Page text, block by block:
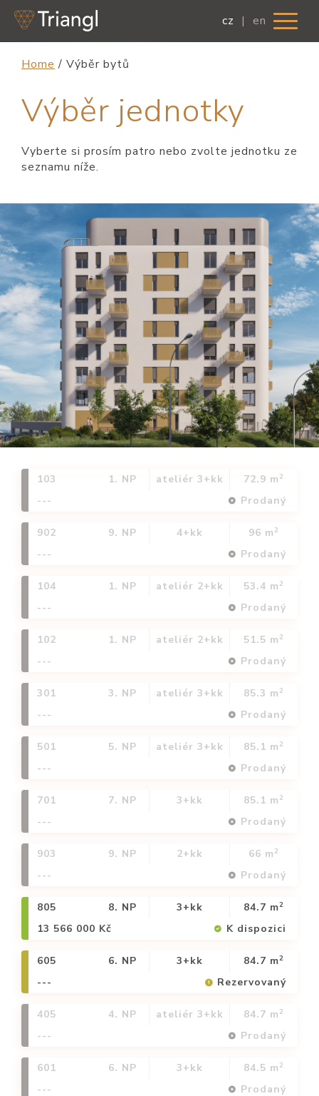
cz | en
Home / Výběr bytů
Výběr jednotky
Vyberte si prosím patro nebo zvolte jednotku ze
seznamu níže.
103 1. NP ateliér 3+kk 72.9 m 2
--- Prodaný
902 9. NP 4+kk 96 m 2
--- Prodaný
104 1. NP ateliér 2+kk 53.4 m 2
--- Prodaný
102 1. NP ateliér 2+kk 51.5 m 2
--- Prodaný
301 3. NP ateliér 3+kk 85.3 m 2
--- Prodaný
501 5. NP ateliér 3+kk 85.1 m 2
--- Prodaný
701 7. NP 3+kk 85.1 m 2
--- Prodaný
903 9. NP 2+kk 66 m 2
--- Prodaný
805 8. NP 3+kk 84.7 m2
13 566 000 Kč K dispozici
605 6. NP 3+kk 84.7 m2
--- Rezervovaný
405 4. NP ateliér 3+kk 84.7 m 2
--- Prodaný
601 6. NP 3+kk 84.5 m 2
--- Prodaný